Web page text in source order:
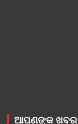
ଆପଣଙ୍କ ଖବର